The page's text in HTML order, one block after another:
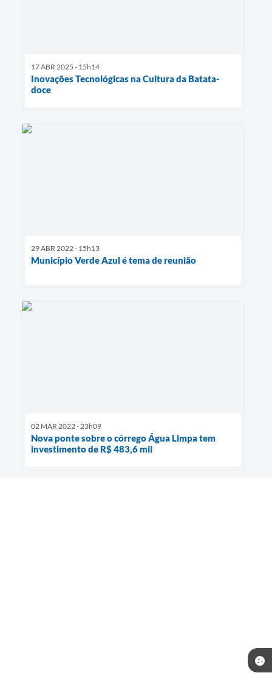
17 ABR 2025 - 15h14
Inovações Tecnológicas na Cultura da Batata-
doce
29 ABR 2022 - 15h13
Município Verde Azul é tema de reunião
02 MAR 2022 - 23h09
Nova ponte sobre o córrego Água Limpa tem
investimento de R$ 483,6 mil